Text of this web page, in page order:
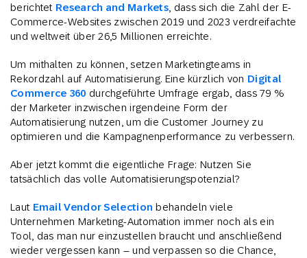
berichtet Research and Markets , dass sich die Zahl der E-
Commerce-Websites zwischen 2019 und 2023 verdreifachte
und weltweit über 26,5 Millionen erreichte.
Um mithalten zu können, setzen Marketingteams in
Rekordzahl auf Automatisierung. Eine kürzlich von Digital
Commerce 360 durchgeführte Umfrage ergab, dass 79 %
der Marketer inzwischen irgendeine Form der
Automatisierung nutzen, um die Customer Journey zu
optimieren und die Kampagnenperformance zu verbessern.
Aber jetzt kommt die eigentliche Frage: Nutzen Sie
tatsächlich das volle Automatisierungspotenzial?
Laut Email Vendor Selection behandeln viele
Unternehmen Marketing-Automation immer noch als ein
Tool, das man nur einzustellen braucht und anschließend
wieder vergessen kann – und verpassen so die Chance,